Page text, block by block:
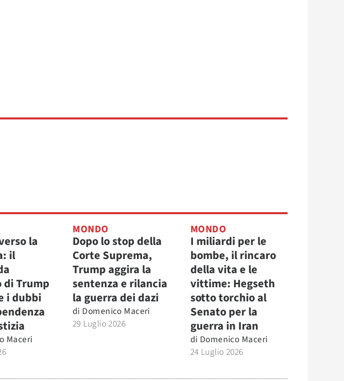
la
il
di Trump
i dubbi
Maceri
MONDO
Dopo lo stop della
Corte Suprema,
Trump aggira la
sentenza e rilancia
la guerra dei dazi
di Domenico Maceri
29 Luglio 2026
MONDO
I miliardi per le
bombe, il rincaro
della vita e le
vittime: Hegseth
sotto torchio al
Senato per la
guerra in Iran
di Domenico Maceri
24 Luglio 2026